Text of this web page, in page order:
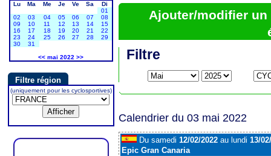
Lu Ma Me Je Ve Sa
Di
01
02
03 04 05 06 07
08
09
10 11 12 13 14
15
16
17 18 19 20 21
22
23
24 25 26 27 28
29
30
31
<< mai 2022 >>
Filtre région
(uniquement pour les cyclosportives)
Ajouter/modifier un
Filtre
Calendrier du 03 mai 2022
Du samedi 12/02/2022au lundi 13/
Epic Gran Canaria